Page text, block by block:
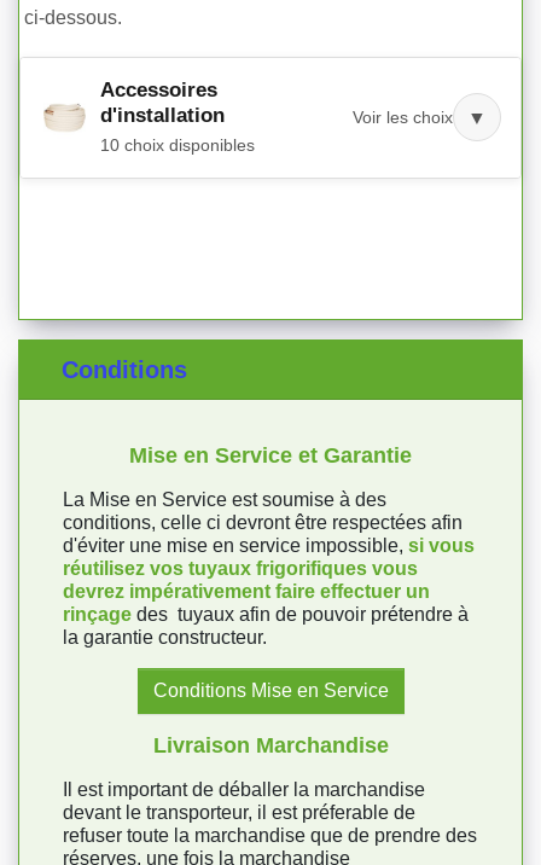
ci-dessous.
Accessoires
d'installation
10 choix disponibles
Voir les choix ▼
Conditions
Mise en Service et Garantie
La Mise en Service est soumise à des
conditions, celle ci devront être respectées afin
d'éviter une mise en service impossible, si vous
réutilisez vos tuyaux frigorifiques vous
devrez impérativement faire effectuer un
rinçage des tuyaux afin de pouvoir prétendre à
la garantie constructeur.
Conditions Mise en Service
Livraison Marchandise
Il est important de déballer la marchandise
devant le transporteur, il est préferable de
refuser toute la marchandise que de prendre des
réserves, une fois la marchandise